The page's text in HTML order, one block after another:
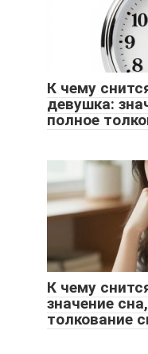
К чему
девушка:
полное
К чему
значение
толкование